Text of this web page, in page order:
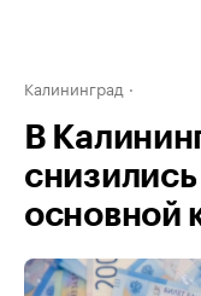
Калининград
В
основной